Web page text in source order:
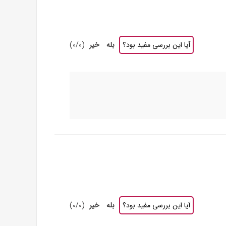
آیا این بررسی مفید بود؟ بله خیر (
0/0
)
آیا این بررسی مفید بود؟ بله خیر (
0/0
)